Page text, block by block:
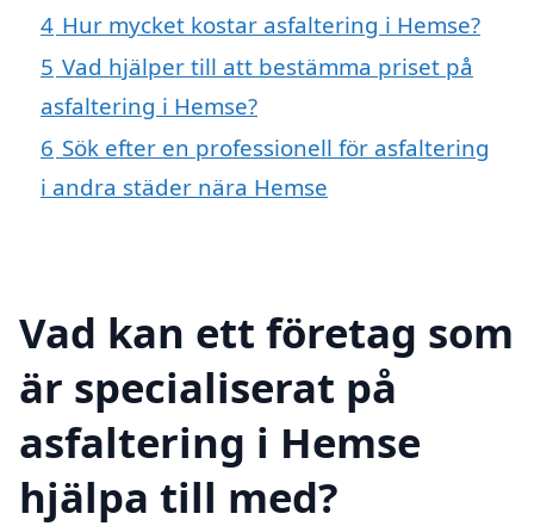
4 Hur mycket kostar asfaltering i Hemse?
5 Vad hjälper till att bestämma priset på
asfaltering i Hemse?
6 Sök efter en professionell för asfaltering
i andra städer nära Hemse
Vad kan ett företag som
är specialiserat på
asfaltering i Hemse
hjälpa till med?